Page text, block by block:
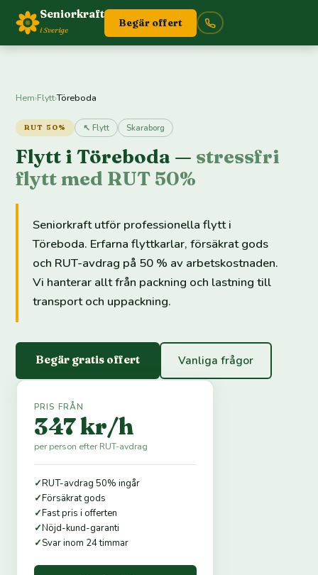
Seniorkraft
i Sverige
Begär offert
Hem›Flytt›Töreboda
RUT 50% ↖ Flytt Skaraborg
Flytt i Töreboda — stressfri
flytt med RUT 50%
Seniorkraft utför professionella flytt i
Töreboda. Erfarna flyttkarlar, försäkrat gods
och RUT-avdrag på 50 % av arbetskostnaden.
Vi hanterar allt från packning och lastning till
transport och uppackning.
Begär gratis offert Vanliga frågor
PRIS FRÅN
347 kr/h
per person efter RUT-avdrag
✓RUT-avdrag 50% ingår
✓Försäkrat gods
✓Fast pris i offerten
✓Nöjd-kund-garanti
✓Svar inom 24 timmar